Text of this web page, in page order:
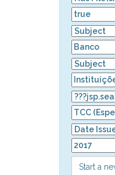
Start a